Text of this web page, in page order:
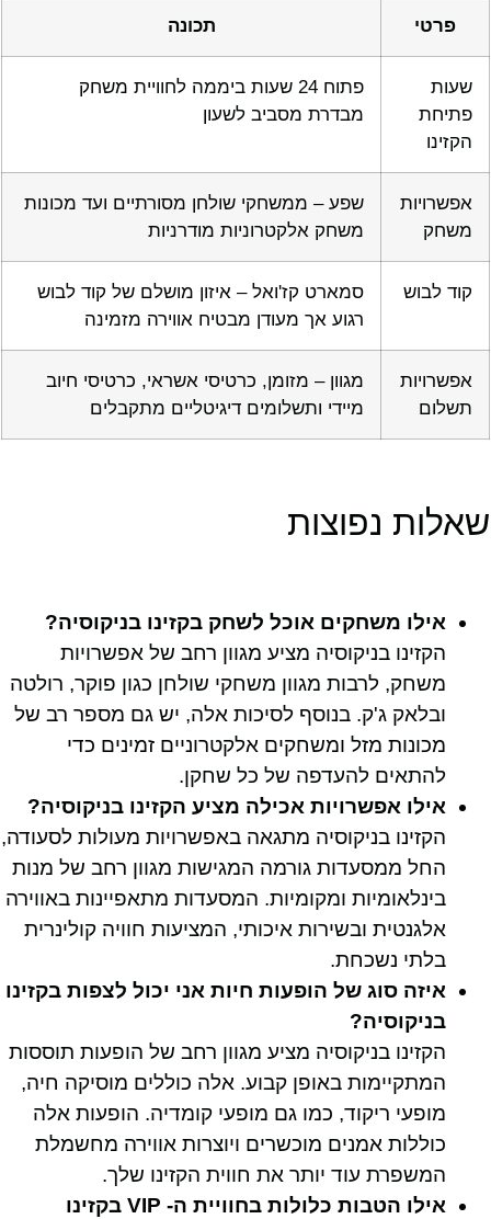
פרטי תכונה
שעות
פתיחת
הקזינו
פתוח 24 שעות ביממה לחוויית משחק
מבדרת מסביב לשעון
אפשרויות
משחק
שפע – ממשחקי שולחן מסורתיים ועד מכונות
משחק אלקטרוניות מודרניות
קוד לבוש
סמארט קז'ואל – איזון מושלם של קוד לבוש
רגוע אך מעודן מבטיח אווירה מזמינה
אפשרויות
תשלום
מגוון – מזומן, כרטיסי אשראי, כרטיסי חיוב
מיידי ותשלומים דיגיטליים מתקבלים
שאלות נפוצות
אילו משחקים אוכל לשחק בקזינו בניקוסיה?
הקזינו בניקוסיה מציע מגוון רחב של אפשרויות
משחק, לרבות מגוון משחקי שולחן כגון פוקר, רולטה
ובלאק ג'ק. בנוסף לסיכות אלה, יש גם מספר רב של
מכונות מזל ומשחקים אלקטרוניים זמינים כדי
להתאים להעדפה של כל שחקן.
אילו אפשרויות אכילה מציע הקזינו בניקוסיה?
הקזינו בניקוסיה מתגאה באפשרויות מעולות לסעודה,
החל ממסעדות גורמה המגישות מגוון רחב של מנות
בינלאומיות ומקומיות. המסעדות מתאפיינות באווירה
אלגנטית ובשירות איכותי, המציעות חוויה קולינרית
בלתי נשכחת.
איזה סוג של הופעות חיות אני יכול לצפות בקזינו
בניקוסיה?
הקזינו בניקוסיה מציע מגוון רחב של הופעות תוססות
המתקיימות באופן קבוע. אלה כוללים מוסיקה חיה,
מופעי ריקוד, כמו גם מופעי קומדיה. הופעות אלה
כוללות אמנים מוכשרים ויוצרות אווירה מחשמלת
המשפרת עוד יותר את חווית הקזינו שלך.
אילו הטבות כלולות בחוויית ה- VIP בקזינו